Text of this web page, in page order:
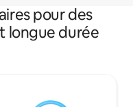
pour des
longue durée